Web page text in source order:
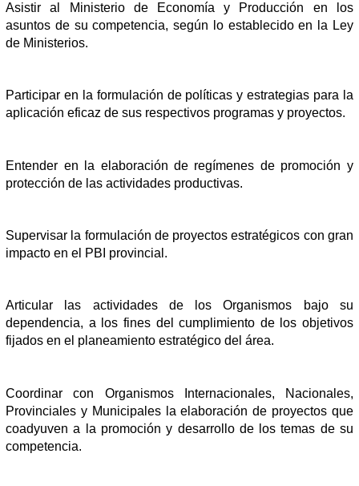
Asistir al Ministerio de Economía y Producción en los
asuntos de su competencia, según lo establecido en la Ley
de Ministerios.
Participar en la formulación de políticas y estrategias para la
aplicación eficaz de sus respectivos programas y proyectos.
Entender en la elaboración de regímenes de promoción y
protección de las actividades productivas.
Supervisar la formulación de proyectos estratégicos con gran
impacto en el PBI provincial.
Articular las actividades de los Organismos bajo su
dependencia, a los fines del cumplimiento de los objetivos
fijados en el planeamiento estratégico del área.
Coordinar con Organismos Internacionales, Nacionales,
Provinciales y Municipales la elaboración de proyectos que
coadyuven a la promoción y desarrollo de los temas de su
competencia.